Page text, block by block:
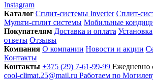
Instagram
Каталог Сплит-системы Inverter Сплит-
Мульти-сплит системы Мобильные
Покупателям Доставка и оплата Установка
ответы Отзывы
Компания О компании Новости и акции
Контакты
Контакты +375 (29) 7-61-99-99 Ежедневно
cool-climat.25@mail.ru Работаем по